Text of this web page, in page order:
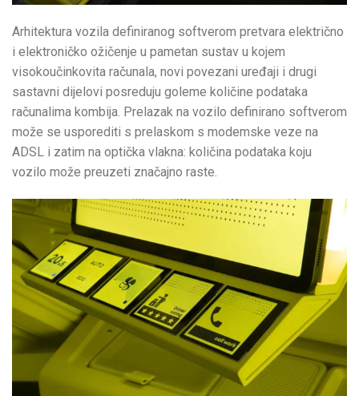
Arhitektura vozila definiranog softverom pretvara električno
i elektroničko ožičenje u pametan sustav u kojem
visokoučinkovita računala, novi povezani uređaji i drugi
sastavni dijelovi posreduju goleme količine podataka
računalima kombija. Prelazak na vozilo definirano softverom
može se usporediti s prelaskom s modemske veze na
ADSL i zatim na optička vlakna: količina podataka koju
vozilo može preuzeti značajno raste.